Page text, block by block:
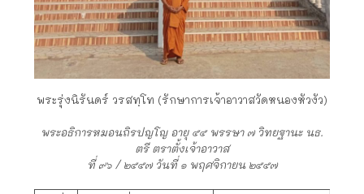
พระรุ่งนิรันดร์ วรสทฺโท (รักษาการเจ้าอาวาสวัดหนองหัวงัว)
พระอธิการหมอนถิรปญโญ อายุ ๕๕ พรรษา ๗ วิทยฐานะ นธ.
ตรี ตราตั้งเจ้าอาวาส
ที่ ๙๖ / ๒๕๕๗ วันที่ ๑ พฤศจิกายน ๒๕๕๗